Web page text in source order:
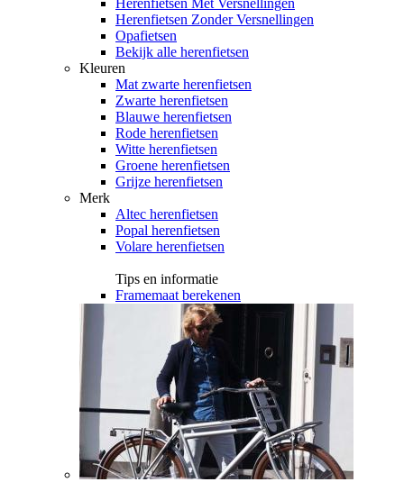
Herenfietsen Met Versnellingen
Herenfietsen Zonder Versnellingen
Opafietsen
Bekijk alle herenfietsen
Kleuren
Mat zwarte herenfietsen
Zwarte herenfietsen
Blauwe herenfietsen
Rode herenfietsen
Witte herenfietsen
Groene herenfietsen
Grijze herenfietsen
Merk
Altec herenfietsen
Popal herenfietsen
Volare herenfietsen
Tips en informatie
Framemaat berekenen